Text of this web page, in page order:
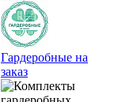
Гардеробные на
заказ